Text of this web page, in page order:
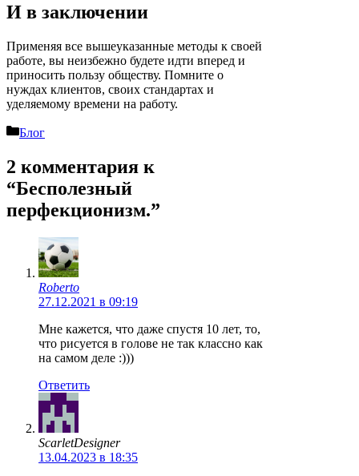
И в заключении
Применяя все вышеуказанные методы к своей
работе, вы неизбежно будете идти вперед и
приносить пользу обществу. Помните о
нуждах клиентов, своих стандартах и
уделяемому времени на работу.
Рубрики
Блог
2 комментария к
“Бесполезный
перфекционизм.”
Roberto
27.12.2021 в 09:19
Мне кажется, что даже спустя 10 лет, то,
что рисуется в голове не так классно как
на самом деле :)))
Ответить
ScarletDesigner
13.04.2023 в 18:35